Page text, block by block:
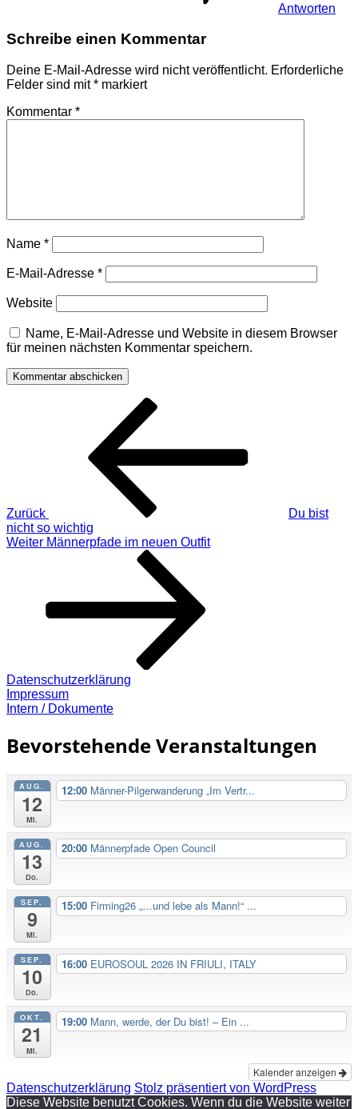
Antworten
Schreibe einen Kommentar
Deine E-Mail-Adresse wird nicht veröffentlicht. Erforderliche
Felder sind mit* markiert
Kommentar *
Name *
E-Mail-Adresse *
Website
Name, E-Mail-Adresse und Website in diesem Browser
für meinen nächsten Kommentar speichern.
Beitragsnavigation
Zurück
Du bist
nicht so wichtig
Nächster
Weiter Männerpfade im neuen Outfit
Datenschutzerklärung
Impressum
Intern / Dokumente
Bevorstehende Veranstaltungen
AUG.
12
Mi.
12:00 Männer-Pilgerwanderung „Im Vertr...
AUG.
13
Do.
20:00 Männerpfade Open Council
SEP.
9
Mi.
15:00 Firming26 „…und lebe als Mann!“ ...
SEP.
10
Do.
16:00 EUROSOUL 2026 IN FRIULI, ITALY
OKT.
21
Mi.
19:00 Mann, werde, der Du bist! – Ein ...
Kalender anzeigen
Datenschutzerklärung Stolz präsentiert von WordPress
Diese Website benutzt Cookies. Wenn du die Website weiter